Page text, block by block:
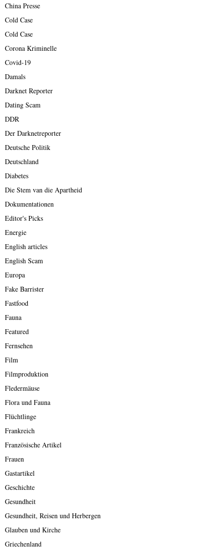
China Presse
Cold Case
Cold Case
Corona Kriminelle
Covid-19
Damals
Darknet Reporter
Dating Scam
DDR
Der Darknetreporter
Deutsche Politik
Deutschland
Diabetes
Die Stem van die Apartheid
Dokumentationen
Editor's Picks
Energie
English articles
English Scam
Europa
Fake Barrister
Fastfood
Fauna
Featured
Fernsehen
Film
Filmproduktion
Fledermäuse
Flora und Fauna
Flüchtlinge
Frankreich
Französische Artikel
Frauen
Gastartikel
Geschichte
Gesundheit
Gesundheit, Reisen und Herbergen
Glauben und Kirche
Griechenland